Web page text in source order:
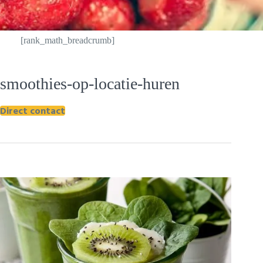
[rank_math_breadcrumb]
smoothies-op-locatie-huren
Direct contact